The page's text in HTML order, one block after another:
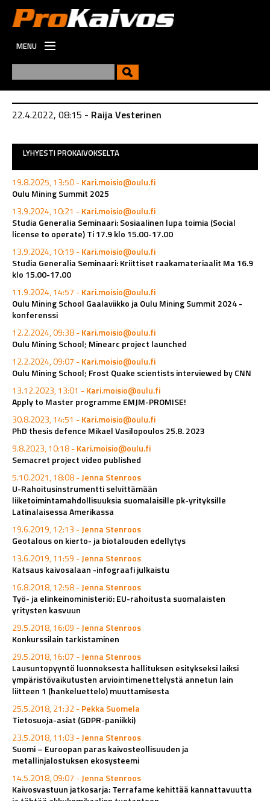
MENU
UUSI
TYÖPAIKAT
22.4.2022, 08:15 - Raija Vesterinen
LYHYESTI PROKAIVOKSELTA
19.8.2025, 13:50 -Kari.moisio@oulu.fi
Oulu Mining Summit 2025
13.9.2024, 10:21 -Kari.moisio@oulu.fi
Studia Generalia Seminaari: Sosiaalinen lupa toimia (Social
license to operate) Ti 17.9 klo 15.00-17.00
13.9.2024, 10:19 -Kari.moisio@oulu.fi
Studia Generalia Seminaari: Kriittiset raakamateriaalit Ma 16.9
klo 15.00-17.00
11.9.2024, 14:57 -Kari.moisio@oulu.fi
Oulu Mining School Gaalaviikko ja Oulu Mining Summit 2024 -
konferenssi
12.2.2024, 09:38 -Kari.moisio@oulu.fi
Oulu Mining School; Minearc project launched
12.2.2024, 09:07 -Kari.moisio@oulu.fi
Oulu Mining School; Frost Quake scientists interviewed by CNN
13.12.2023, 13:01 -Kari.moisio@oulu.fi
Apply to Master programme EMJM-PROMISE!
30.8.2023, 14:51 -Kari.moisio@oulu.fi
PhD thesis defence Mikael Vasilopoulos 25.8. 2023
9.8.2023, 10:18 -Kari.moisio@oulu.fi
Semacret project video published
5.10.2021, 18:08 -Jenna Stenroos
U-Rahoitusinstrumentti selvittämään
liiketoimintamahdollisuuksia suomalaisille pk-yrityksille
Latinalaisessa Amerikassa
19.6.2019, 12:13 -Jenna Stenroos
Geotalous on kierto- ja biotalouden edellytys
13.6.2019, 11:59 -Jenna Stenroos
Katsaus kaivosalaan -infograafi julkaistu
16.8.2018, 12:58 -Jenna Stenroos
Työ- ja elinkeinoministeriö: EU-rahoitusta suomalaisten
yritysten kasvuun
29.5.2018, 16:09 -Jenna Stenroos
Konkurssilain tarkistaminen
29.5.2018, 16:07 -Jenna Stenroos
Lausuntopyyntö luonnoksesta hallituksen esitykseksi laiksi
ympäristövaikutusten arviointimenettelystä annetun lain
liitteen 1 (hankeluettelo) muuttamisesta
25.5.2018, 21:32 -Pekka Suomela
Tietosuoja-asiat (GDPR-paniikki)
23.5.2018, 11:03 -Jenna Stenroos
Suomi – Euroopan paras kaivosteollisuuden ja
metallinjalostuksen ekosysteemi
14.5.2018, 09:07 -Jenna Stenroos
Kaivosvastuun jatkosarja: Terrafame kehittää kannattavuutta